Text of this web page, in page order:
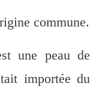
commune.
une peau de
importée du